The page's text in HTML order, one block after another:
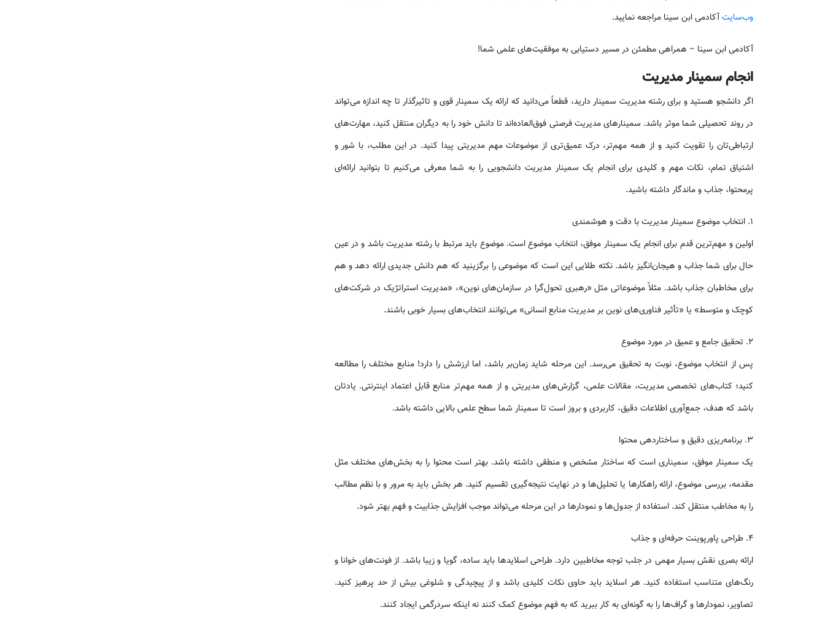
وب‌سایتآکادمی ابن سینا مراجعه نمایید.
آکادمی ابن سینا – همراهی مطمئن در مسیر دستیابی به موفقیت‌های علمی شما!
انجام سمینار مدیریت
اگر دانشجو هستید و برای رشته مدیریت سمینار دارید، قطعاً می‌دانید که ارائه یک سمینار قوی و تاثیرگذار تا چه اندازه می‌تواند
در روند تحصیلی شما موثر باشد. سمینارهای مدیریت فرصتی فوق‌العاده‌اند تا دانش خود را به دیگران منتقل کنید، مهارت‌های
ارتباطی‌تان را تقویت کنید و از همه مهم‌تر، درک عمیق‌تری از موضوعات مهم مدیریتی پیدا کنید. در این مطلب، با شور و
اشتیاق تمام، نکات مهم و کلیدی برای انجام یک سمینار مدیریت دانشجویی را به شما معرفی می‌کنیم تا بتوانید ارائه‌ای
پرمحتوا، جذاب و ماندگار داشته باشید.
۱. انتخاب موضوع سمینار مدیریت با دقت و هوشمندی
اولین و مهم‌ترین قدم برای انجام یک سمینار موفق، انتخاب موضوع است. موضوع باید مرتبط با رشته مدیریت باشد و در عین
حال برای شما جذاب و هیجان‌انگیز باشد. نکته طلایی این است که موضوعی را برگزینید که هم دانش جدیدی ارائه دهد و هم
برای مخاطبان جذاب باشد. مثلاً موضوعاتی مثل «رهبری تحول‌گرا در سازمان‌های نوین»، «مدیریت استراتژیک در شرکت‌های
کوچک و متوسط» یا «تأثیر فناوری‌های نوین بر مدیریت منابع انسانی» می‌توانند انتخاب‌های بسیار خوبی باشند.
۲. تحقیق جامع و عمیق در مورد موضوع
پس از انتخاب موضوع، نوبت به تحقیق می‌رسد. این مرحله شاید زمان‌بر باشد، اما ارزشش را دارد! منابع مختلف را مطالعه
کنید؛ کتاب‌های تخصصی مدیریت، مقالات علمی، گزارش‌های مدیریتی و از همه مهم‌تر منابع قابل اعتماد اینترنتی. یادتان
باشد که هدف، جمع‌آوری اطلاعات دقیق، کاربردی و بروز است تا سمینار شما سطح علمی بالایی داشته باشد.
۳. برنامه‌ریزی دقیق و ساختاردهی محتوا
یک سمینار موفق، سمیناری است که ساختار مشخص و منطقی داشته باشد. بهتر است محتوا را به بخش‌های مختلف مثل
مقدمه، بررسی موضوع، ارائه راهکارها یا تحلیل‌ها و در نهایت نتیجه‌گیری تقسیم کنید. هر بخش باید به مرور و با نظم مطالب
را به مخاطب منتقل کند. استفاده از جدول‌ها و نمودارها در این مرحله می‌تواند موجب افزایش جذابیت و فهم بهتر شود.
۴. طراحی پاورپوینت حرفه‌ای و جذاب
ارائه بصری نقش بسیار مهمی در جلب توجه مخاطبین دارد. طراحی اسلایدها باید ساده، گویا و زیبا باشد. از فونت‌های خوانا و
رنگ‌های متناسب استفاده کنید. هر اسلاید باید حاوی نکات کلیدی باشد و از پیچیدگی و شلوغی بیش از حد پرهیز کنید.
تصاویر، نمودارها و گراف‌ها را به گونه‌ای به کار ببرید که به فهم موضوع کمک کنند نه اینکه سردرگمی ایجاد کنند.